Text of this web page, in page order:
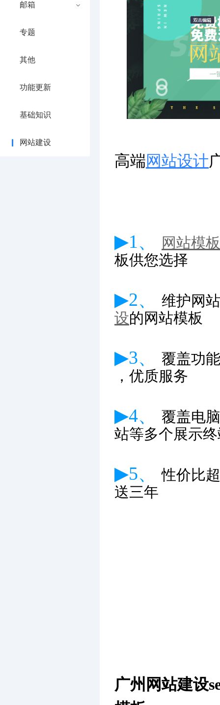
邮箱
专题
其他
功能更新
基础知识
网站建设
高端网站设计
▶1、
网站模板
板供您选择
▶2、
维护网
设的网站模板
▶3、
覆盖功
，优质服务
▶4、
覆盖电
站等多个展示
▶5、性价比
送三年
广州网站建设